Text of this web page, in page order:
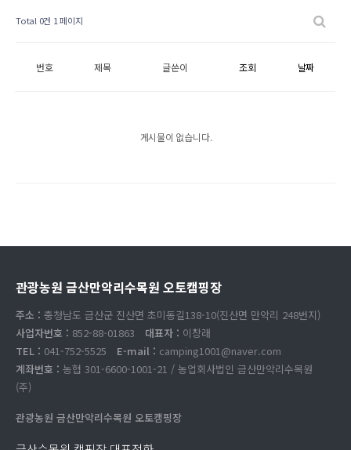
Total 0건 1 페이지
번호 제목 글쓴이 조회 날짜
게시물이 없습니다.
관광농원 금산만악리수목원 오토캠핑장
주소 : 충청남도 금산군 진산면 초미동길138-10(진산면 만악리 248번지)
사업자번호 : 852-88-01863 대표자 : 이창래
TEL : 041-752-5525 E-mail : camping1001@naver.com
계좌번호 : 농협 301-6600-1001-21 / 농업회사법인 금산만악리수목원
(주)
관광농원 금산만악리수목원 오토캠핑장